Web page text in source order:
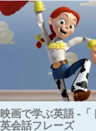
映画で学ぶ英語 -「
英会話フレーズ